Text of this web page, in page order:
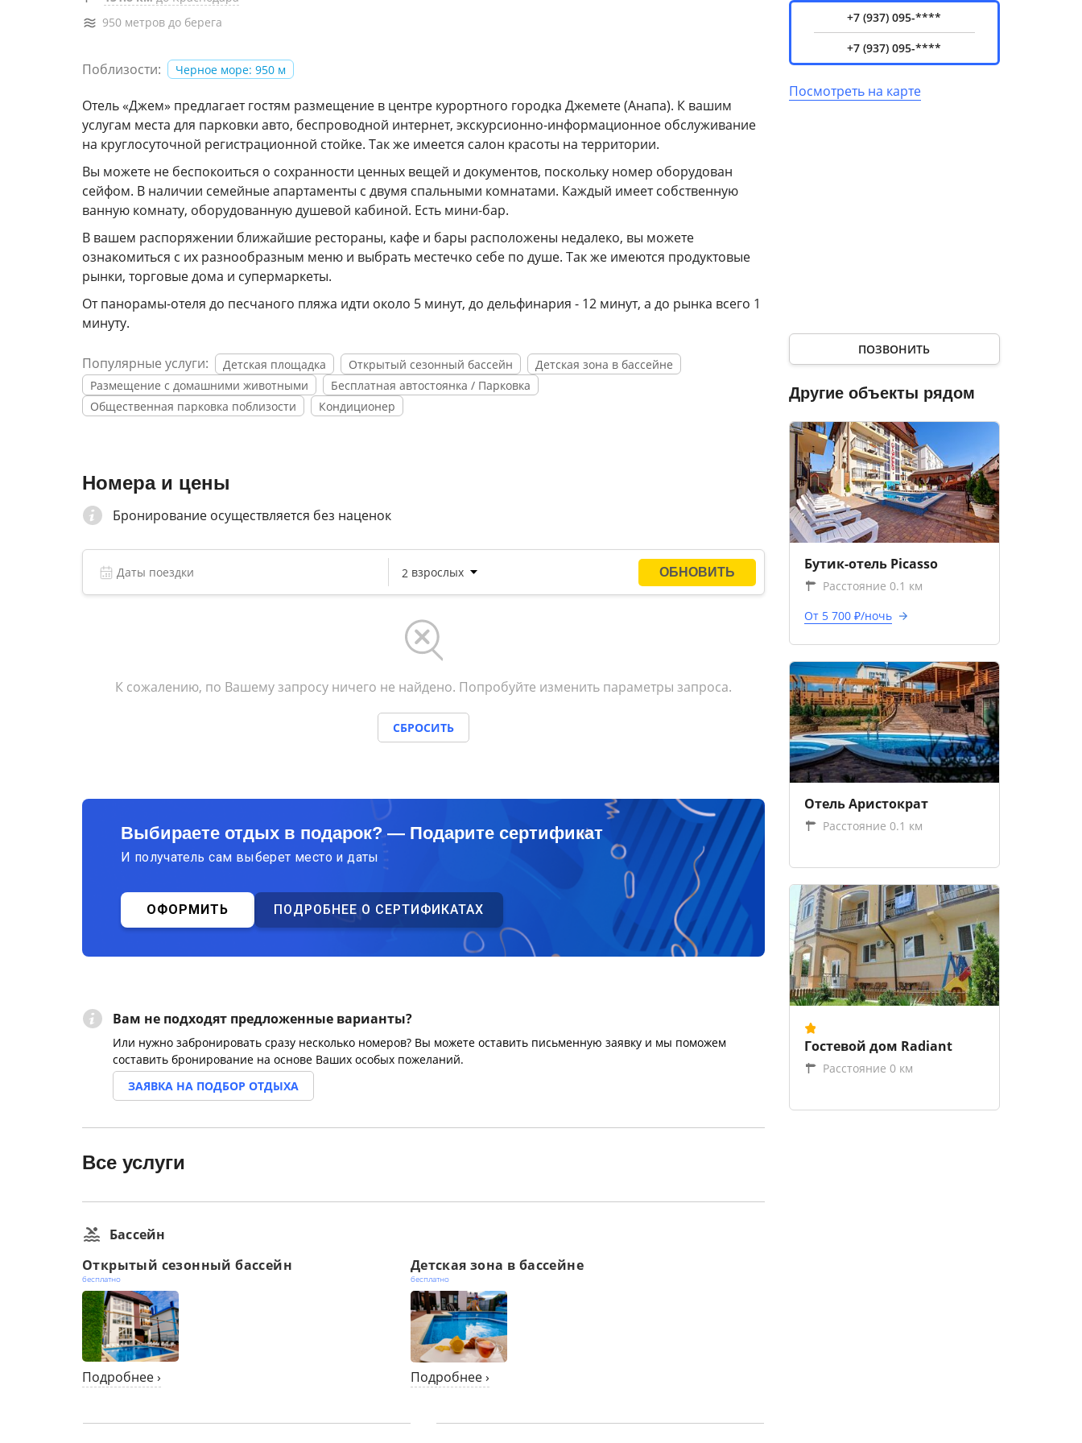
950 метров до берега
Поблизости: Черное море: 950 м
Отель «Джем» предлагает гостям размещение в центре курортного городка Джемете (Анапа). К вашим
услугам места для парковки авто, беспроводной интернет, экскурсионно-информационное обслуживание
на круглосуточной регистрационной стойке. Так же имеется салон красоты на территории.
Вы можете не беспокоиться о сохранности ценных вещей и документов, поскольку номер оборудован
сейфом. В наличии семейные апартаменты с двумя спальными комнатами. Каждый имеет собственную
ванную комнату, оборудованную душевой кабиной. Есть мини-бар.
В вашем распоряжении ближайшие рестораны, кафе и бары расположены недалеко, вы можете
ознакомиться с их разнообразным меню и выбрать местечко себе по душе. Так же имеются продуктовые
рынки, торговые дома и супермаркеты.
От панорамы-отеля до песчаного пляжа идти около 5 минут, до дельфинария - 12 минут, а до рынка всего 1
минуту.
Популярные услуги: Детская площадка Открытый сезонный бассейн
Детская зона в бассейне
Размещение с домашними животными
Бесплатная автостоянка / Парковка
Общественная парковка поблизости
Кондиционер
Номера и цены
Бронирование осуществляется без наценок
К сожалению, по Вашему запросу ничего не найдено. Попробуйте изменить параметры запроса.
СБРОСИТЬ
Выбираете отдых в подарок? — Подарите сертификат
И получатель сам выберет место и даты
ОФОРМИТЬ ПОДРОБНЕЕ О СЕРТИФИКАТАХ
Вам не подходят предложенные варианты?
Или нужно забронировать сразу несколько номеров? Вы можете оставить письменную заявку и мы поможем
составить бронирование на основе Ваших особых пожеланий.
ЗАЯВКА НА ПОДБОР ОТДЫХА
Все услуги
Бассейн
Открытый сезонный бассейн
бесплатно
Подробнее ›
Детская зона в бассейне
бесплатно
Подробнее ›
+7 (937) 095-****
+7 (937) 095-****
Посмотреть на карте
ПОЗВОНИТЬ
Другие объекты рядом
Бутик-отель Picasso
Расстояние 0.1 км
От 5 700 ₽/ночь
Отель Аристократ
Расстояние 0.1 км
Гостевой дом Radiant
Расстояние 0 км